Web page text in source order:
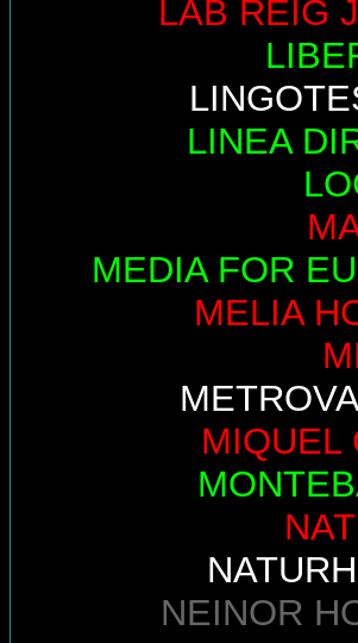
LAB REIG
LINEA
MEDIA FOR
MELIA
MIQUEL
NEINOR